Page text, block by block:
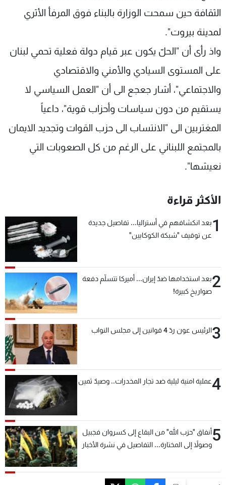
الثقافة حين سمحت الوزارة بالبناء فوق المرفأ الأثري
لمدينة بيروت".
واذ رأى أن "الحلّ يكون عبر قيام دولة فعلية تحمي لبنان
على المستوى السيادي والأمني والاقتصادي
والاجتماعي"، أشار جعجع الى أن "العمل السياسي لا
يستقيم من دون سياسات وأحزاب قوية"، داعياً
المغتربين الى "الانتساب الى حزب القوات وتجديد الايمان
بالمجتمع اللبناني على الرغم من كل الصعوبات التي
نعيشها".
الأكثر قراءة
1بعد انكشافهم في أستراليا... تفاصيل جديدة
عن توقيف "شبكة الكوكايين"
2بعد استخدامها ضدّ إيران... أميركا تتسلّم دفعة
صواريخ كبيرة!
3الرئيس عون ردّ 4 قوانين إلى مجلس النواب
4عملية امنية ليلية ضد تجار المخدرات.. وصيدٌ ثمين
5أنفاق "حزب الله" من البقاع إلى كسروان فجبيل
وصولاً إلى المختارة... التفاصيل في نشرة الأخبار